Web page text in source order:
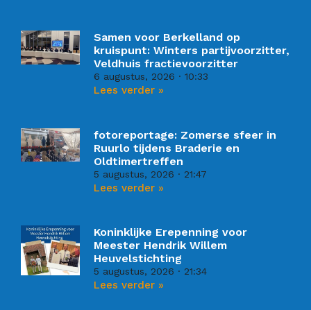
Samen voor Berkelland op
kruispunt: Winters partijvoorzitter,
Veldhuis fractievoorzitter
6 augustus, 2026 10:33
Lees verder »
fotoreportage: Zomerse sfeer in
Ruurlo tijdens Braderie en
Oldtimertreffen
5 augustus, 2026 21:47
Lees verder »
Koninklijke Erepenning voor
Meester Hendrik Willem
Heuvelstichting
5 augustus, 2026 21:34
Lees verder »